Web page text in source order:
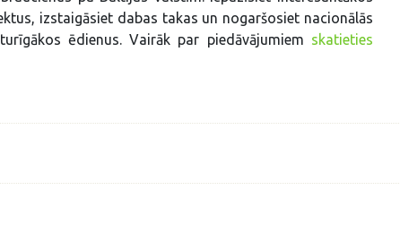
izstaigāsiet dabas takas un nogaršosiet nacionālās
ēdienus. Vairāk par piedāvājumiem skatieties